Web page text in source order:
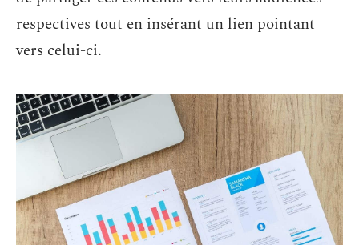
respectives tout en insérant un lien pointant
vers celui-ci.